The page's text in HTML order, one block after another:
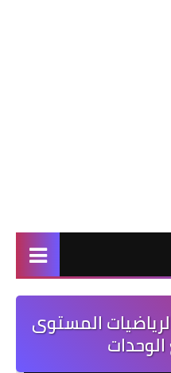
المستوى